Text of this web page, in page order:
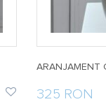
ARANJAMENT
325 RON